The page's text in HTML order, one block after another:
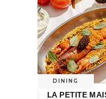
DINING
LA PETITE